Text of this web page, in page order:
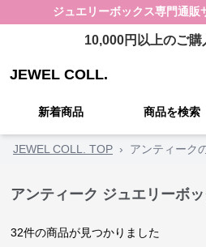
ジュエリーボックス専門通販
10,000円以上のご購
JEWEL COLL.
新着商品 商品を検索
JEWEL COLL. TOP › アンティーク
アンティーク ジュエリーボ
32件の商品が見つかりました